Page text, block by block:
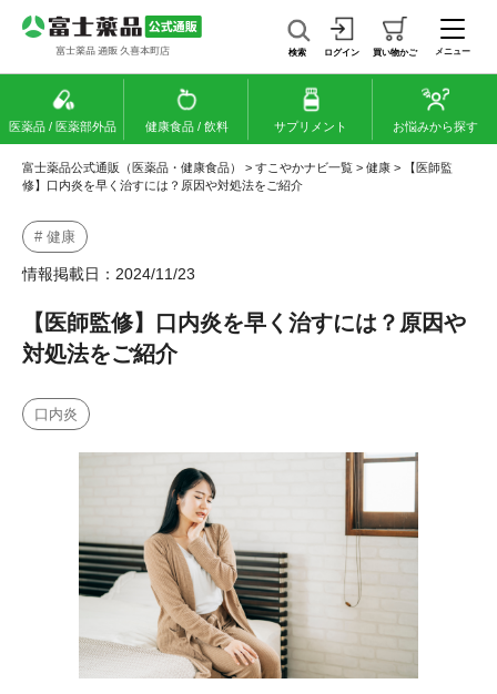
検索 ログイン 買い物かご メニュー
医薬品 / 医薬部外品 健康食品 / 飲料 サプリメント お悩みから探す
富士薬品公式通販（医薬品・健康食品） > すこやかナビ一覧 > 健康 >
【医師監
修】口内炎を早く治すには？原因や対処法をご紹介
# 健康
情報掲載日：2024/11/23
【医師監修】口内炎を早く治すには？原因や
対処法をご紹介
口内炎